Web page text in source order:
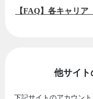
【FAQ】各キャリ
他サイト